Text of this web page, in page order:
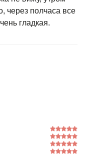
через полчаса все
гладкая.